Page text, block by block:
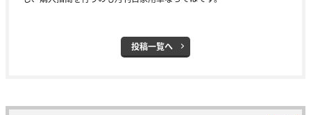
投稿一覧へ